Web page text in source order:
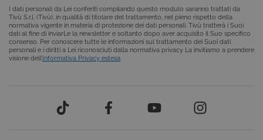
I dati personali da Lei conferiti compilando questo modulo saranno trattati da
Tivù S.r.l. (Tivù), in qualità di titolare del trattamento, nel pieno rispetto della
normativa vigente in materia di protezione dei dati personali. Tivù tratterà i Suoi
dati al fine di inviarLe la newsletter e soltanto dopo aver acquisito il Suo specifico
consenso. Per conoscere tutte le informazioni sul trattamento dei Suoi dati
personali e i diritti a Lei riconosciuti dalla normativa privacy La invitiamo a prendere
visione dell’Informativa Privacy estesa
uso
utilizzato da
siti scritti
tecnologie
basate su
Microsoft
.NET.